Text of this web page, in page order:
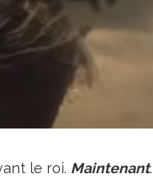
le roi. Maintenant.